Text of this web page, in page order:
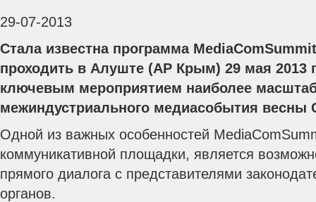
29-07-2013
Стала известна программа
проходить в Алуште (АР Крым) 29 мая 2013
ключевым мероприятием наиболее
межиндустриального медиасобытия весны
Одной из важных особенностей
коммуникативной площадки, является
прямого диалога с представителями
органов.